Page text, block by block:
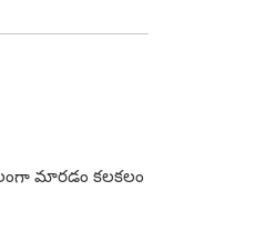
మారడం కలకలం